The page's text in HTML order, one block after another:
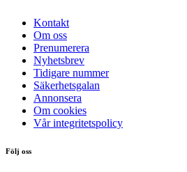
Kontakt
Om oss
Prenumerera
Nyhetsbrev
Tidigare nummer
Säkerhetsgalan
Annonsera
Om cookies
Vår integritetspolicy
Följ oss